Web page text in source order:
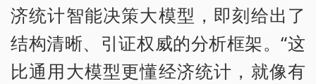
济统计智能决策大模型，即刻给出了
结构清晰、引证权威的分析框架。“这
比通用大模型更懂经济统计，就像有